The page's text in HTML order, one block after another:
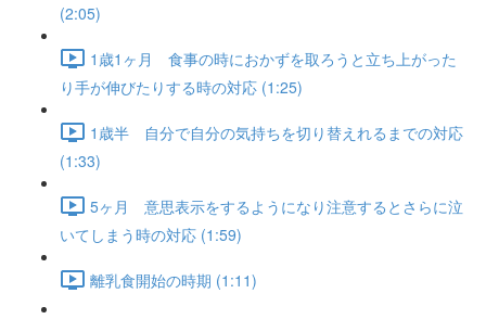
(2:05)
1歳1ヶ月 食事の時におかずを取ろうと立ち上がった
り手が伸びたりする時の対応 (1:25)
1歳半 自分で自分の気持ちを切り替えれるまでの対応
(1:33)
5ヶ月 意思表示をするようになり注意するとさらに泣
いてしまう時の対応 (1:59)
離乳食開始の時期 (1:11)